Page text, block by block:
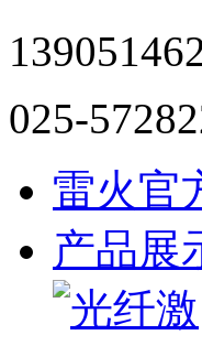
025-
雷火官
产品展